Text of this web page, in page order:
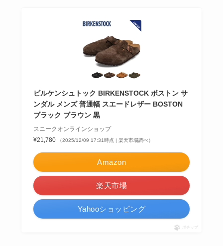
ビルケンシュトック BIRKENSTOCK ボストン サ
ンダル メンズ 普通幅 スエードレザー BOSTON
ブラック ブラウン 黒
スニークオンラインショップ
¥21,780
（2025/12/09 17:31時点 | 楽天市場調べ）
Amazon
楽天市場
Yahooショッピング
ポチップ